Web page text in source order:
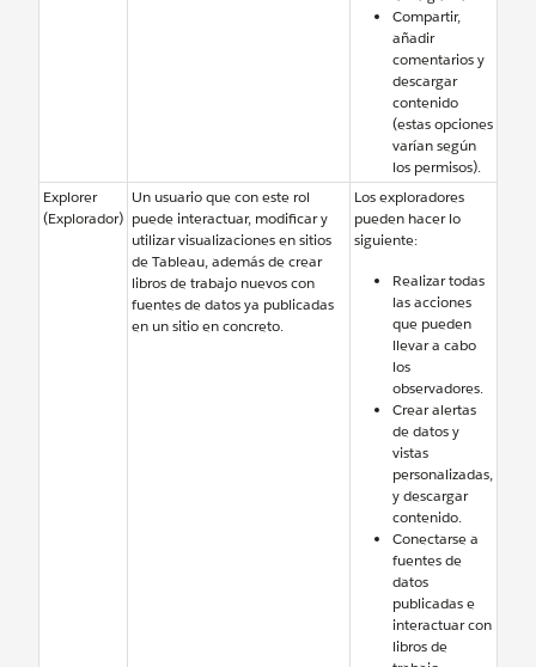
Compartir,
añadir
comentarios y
descargar
contenido
(estas opciones
varían según
los permisos).
Explorer
(Explorador)
Un usuario que con este rol
puede interactuar, modificar y
utilizar visualizaciones en sitios
de Tableau, además de crear
libros de trabajo nuevos con
fuentes de datos ya publicadas
en un sitio en concreto.
Los exploradores
pueden hacer lo
siguiente:
Realizar todas
las acciones
que pueden
llevar a cabo
los
observadores.
Crear alertas
de datos y
vistas
personalizadas,
y descargar
contenido.
Conectarse a
fuentes de
datos
publicadas e
interactuar con
libros de